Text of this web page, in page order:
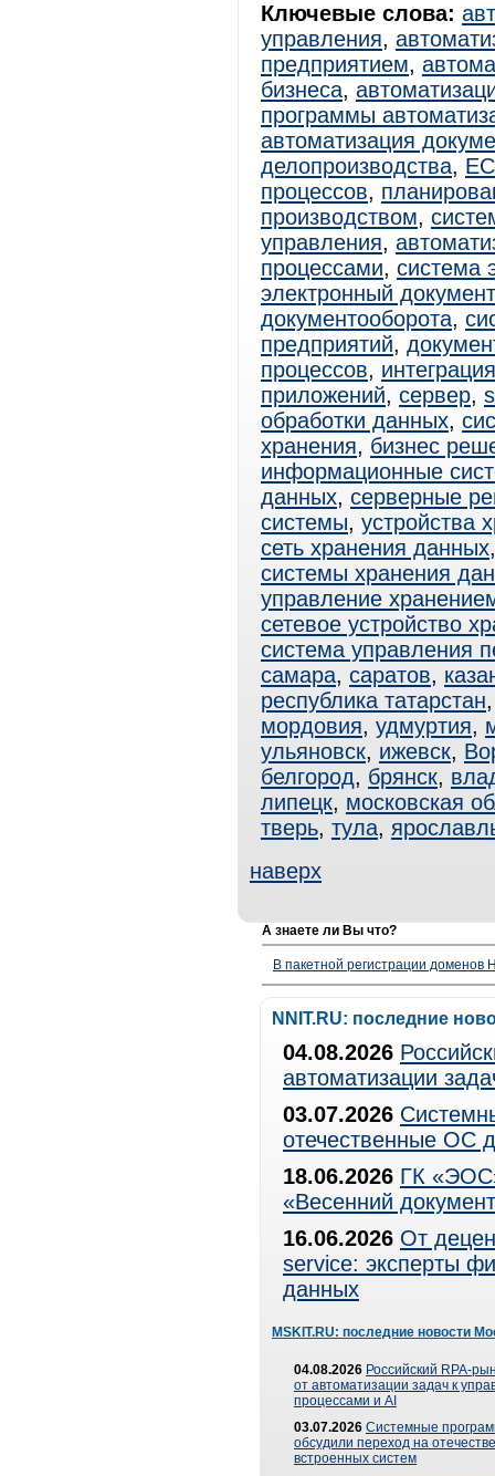
Ключевые слова:
управления,
предприятием,
бизнеса,
программы
автоматизация
делопроизводства,
процессов,
производством,
управления,
процессами, система
электронный
документооборота,
предприятий,
процессов, интеграция
приложений, сервер,
обработки данных,
хранения, бизнес
информационные
данных, серверные
системы, устройства
сеть хранения данных
системы хранения
управление
сетевое устройство
система управления
самара, саратов,
республика татарстан
мордовия, удмуртия,
ульяновск, ижевск,
белгород, брянск,
липецк, московская
тверь, тула,
наверх
А знаете ли Вы что?
В пакетной регистрации доменов
NNIT.RU: последние
04.08.2026
автоматизации
03.07.2026
отечественные ОС
18.06.2026 ГК
«Весенний
16.06.2026 От
service: эксперты
данных
MSKIT.RU: последние новости
04.08.2026 Российский RPA-
от автоматизации задач к
процессами и AI
03.07.2026 Системные
обсудили переход на
встроенных систем